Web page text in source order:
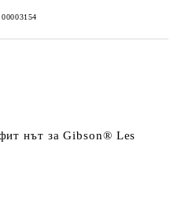
00003154
нът за Gibson® Les